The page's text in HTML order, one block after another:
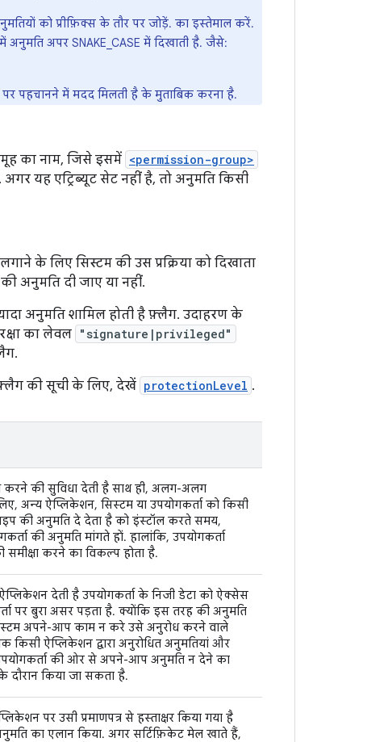
को प्रीफ़िक्स के तौर पर जोड़ें. का इस्तेमाल करें.
अनुमति अपर SNAKE_CASE में दिखाती है. जैसे:
पहचानने में मदद मिलती है के मुताबिक करना है.
का नाम, जिसे इसमें <permission-group>
यह एट्रिब्यूट सेट नहीं है, तो अनुमति किसी
के लिए सिस्टम की उस प्रक्रिया को दिखाता
अनुमति दी जाए या नहीं.
अनुमति शामिल होती है फ़्लैग. उदाहरण के
का लेवल "signature|privileged"
फ़्लैग की सूची के लिए, देखें protectionLevel .
करने की सुविधा देती है साथ ही, अलग-अलग
ऐप्लिकेशन, सिस्टम या उपयोगकर्ता को किसी
की अनुमति दे देता है को इंस्टॉल करते समय,
की अनुमति मांगते हों. हालांकि, उपयोगकर्ता
करने का विकल्प होता है.
देती है उपयोगकर्ता के निजी डेटा को ऐक्सेस
पर बुरा असर पड़ता है. क्योंकि इस तरह की अनुमति
अपने-आप काम न करे उसे अनुरोध करने वाले
ऐप्लिकेशन द्वारा अनुरोधित अनुमतियां और
की ओर से अपने-आप अनुमति न देने का
किया जा सकता है.
पर उसी प्रमाणपत्र से हस्ताक्षर किया गया है
का एलान किया. अगर सर्टिफ़िकेट मेल खाते हैं,